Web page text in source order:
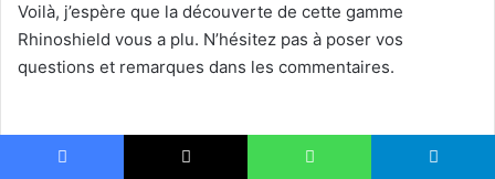
Voilà, j’espère que la découverte de cette gamme
Rhinoshield vous a plu. N’hésitez pas à poser vos
questions et remarques dans les commentaires.
Linkedin WhatsApp